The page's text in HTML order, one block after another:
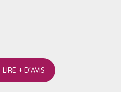
LIRE + D'AVIS